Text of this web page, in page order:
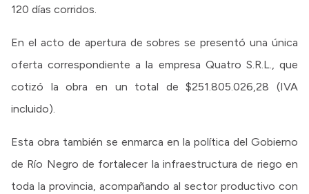
120 días corridos.
En el acto de apertura de sobres se presentó una única
oferta correspondiente a la empresa Quatro S.R.L., que
cotizó la obra en un total de $251.805.026,28 (IVA
incluido).
Esta obra también se enmarca en la política del Gobierno
de Río Negro de fortalecer la infraestructura de riego en
toda la provincia, acompañando al sector productivo con